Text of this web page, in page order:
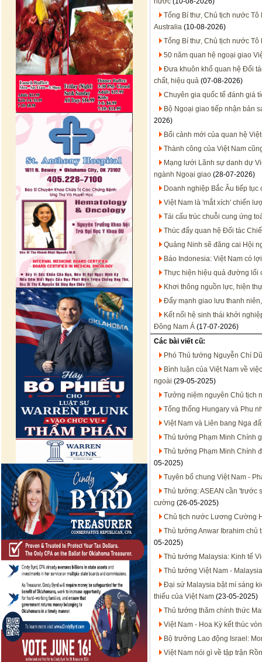
Tổng Bí thư, Chủ tịch nước
Australia (10-08-2026)
Tổng Bí thư, Chủ tịch nước
50 năm quan hệ ngoại giao
Đưa khuôn khổ quan hệ Đối
chất, hiệu quả (07-08-2026)
Chuyên gia quốc tế đánh giá
Bộ Ngoại giao tiếp nhận bản
2026)
Bối cảnh mới của quan hệ
Thành công của Việt Nam
Mạng lưới Lãnh sự danh dự
ngành Ngoại giao (28-07-2026)
Doanh nghiệp Bắc Âu tiếp
Việt Nam là 'mắt xích' chiến
Tái cấu trúc chuỗi cung ứng
Thúc đẩy quan hệ Đối tác
Quảng Ninh sẽ đăng cai Hội
Báo Indonesia: Việt Nam có
Thực hiện hiệu quả đường lối
Khơi thông nguồn lực, hiện
Đẩy mạnh giao lưu thanh
Kết nối hệ sinh thái khởi
Đông Nam Á (17-07-2026)
Các bài viết cũ:
Phó Thủ tướng Nguyễn Chí
Bình luận của Việt Nam về
ngoài (29-05-2025)
Tưởng niệm nguyên Chủ tịch
Tổng thống Hungary và Phu
Việt Nam và Liên bang Nga
Thủ tướng Phạm Minh Chính
Thủ tướng Phạm Minh Chính
05-2025)
Tuyên bố chung Việt Nam -
Thủ tướng: ASEAN cần 'trước
cường (26-05-2025)
Chủ tịch nước Lương Cường
Thủ tướng Anwar Ibrahim chủ
05-2025)
Thủ tướng Malaysia: Kinh tế
Thủ tướng Việt Nam -
Đại sứ Malaysia bật mí sáng
thiếu của Việt Nam (23-05-2025)
Thủ tướng thăm chính thức
Việt Nam - Hoa Kỳ kết thúc
Bộ trưởng Lao động Israel:
Việt Nam nói gì về tập trận